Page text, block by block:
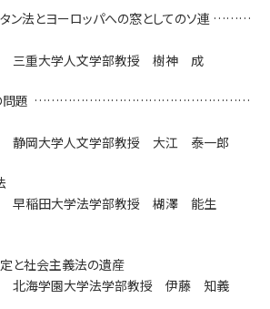
ン法とヨーロッパへの窓としてのソ連 ………
三重大学人文学部教授 樹神 成
統」の問題 ……………………………………………
静岡大学人文学部教授 大江 泰一郎
早稲田大学法学部教授 楜澤 能生
と社会主義法の遺産
北海学園大学法学部教授 伊藤 知義